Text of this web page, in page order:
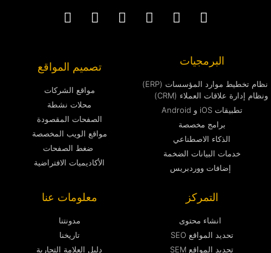
البرمجيات
نظام تخطيط موارد المؤسسات (ERP)
ونظام إدارة علاقات العملاء (CRM)
تطبيقات iOS و Android
برامج مخصصة
الذكاء الاصطناعي
خدمات البيانات الضخمة
إضافات ووردبريس
تصميم المواقع
مواقع الشركات
محلات نشطة
الصفحات المقصودة
مواقع الويب المخصصة
ضغط الصفحات
الأكاديميات الافتراضية
التمركز
انشاء محتوى
تحديد المواقع SEO
تحديد المواقع SEM
معلومات عنا
مدونتنا
تاريخنا
دليل العلامة التجارية